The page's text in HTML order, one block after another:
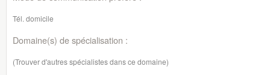
Tél. domicile
Domaine(s) de spécialisation :
(Trouver d'autres spécialistes dans ce domaine)